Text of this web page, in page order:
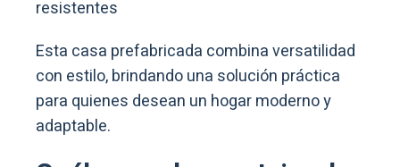
resistentes
Esta casa prefabricada combina versatilidad
con estilo, brindando una solución práctica
para quienes desean un hogar moderno y
adaptable.